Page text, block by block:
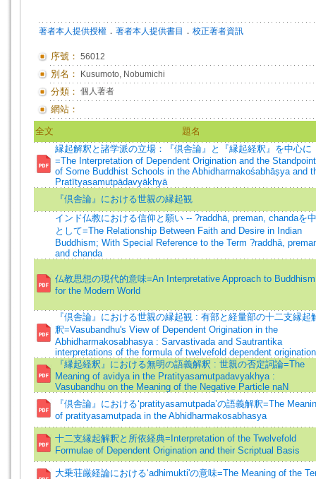
著者本人提供授權 ． 著者本人提供書目 ． 校正著者資訊
序號： 56012
別名： Kusumoto, Nobumichi
分類： 個人著者
網站：
全文
題名
縁起解釈と諸学派の立場：『倶舎論』と『縁起経釈』を中心に
=The Interpretation of Dependent Origination and the
of Some Buddhist Schools in the Abhidharmakośabhāṣya and
Pratītyasamutpādavyākhyā
『倶舎論』における世親の縁起観
インド仏教における信仰と願い -- ?raddhā, preman, chandaを
として=The Relationship Between Faith and Desire in Indian
Buddhism; With Special Reference to the Term ?raddhā,
and chanda
仏教思想の現代的意味=An Interpretative Approach to Buddhism
for the Modern World
『倶舎論』における世親の縁起観 : 有部と経量部の十二支縁起
釈=Vasubandhu's View of Dependent Origination in the
Abhidharmakosabhasya : Sarvastivada and Sautrantika
interpretations of the formula of twelvefold dependent origination
『縁起経釈』における無明の語義解釈 : 世親の否定詞論=The
Meaning of avidya in the Pratityasamutpadavyakhya :
Vasubandhu on the Meaning of the Negative Particle naN
『倶舎論』における‘pratityasamutpada’の語義解釈=The
of pratityasamutpada in the Abhidharmakosabhasya
十二支縁起解釈と所依経典=Interpretation of the Twelvefold
Formulae of Dependent Origination and their Scriptual Basis
大乗荘厳経論における‘adhimukti'の意味=The Meaning of the